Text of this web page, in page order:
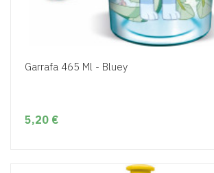
Garrafa 465 Ml - Bluey
5,20 €